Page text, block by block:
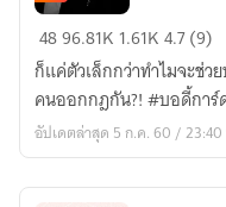
[Fic
EXO]
✚
บอ
ดี้
4896.81K 1.61K4.7 (9)
ก็แค่ตัวเล็กกว่าทำไมจะช่ว
คนออกกฎกัน?! #บอดี้การ์
อัปเดตล่าสุด 5 ก.ค. 60 / 23:40